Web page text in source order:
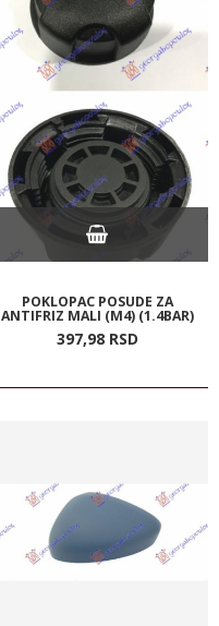
POKLOPAC POSUDE ZA
ANTIFRIZ MALI (M4) (1.4BAR)
397,98 RSD